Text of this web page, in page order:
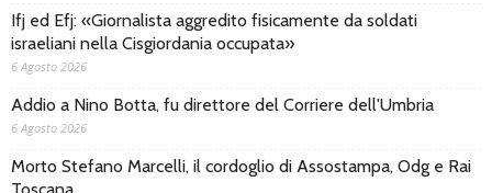
Ifj ed Efj: «Giornalista aggredito fisicamente da soldati
israeliani nella Cisgiordania occupata»
6 Agosto 2026
Addio a Nino Botta, fu direttore del Corriere dell'Umbria
6 Agosto 2026
Morto Stefano Marcelli, il cordoglio di Assostampa, Odg e Rai